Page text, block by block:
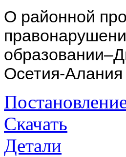
О районной
Осетия-Алания
Скачать
Детали